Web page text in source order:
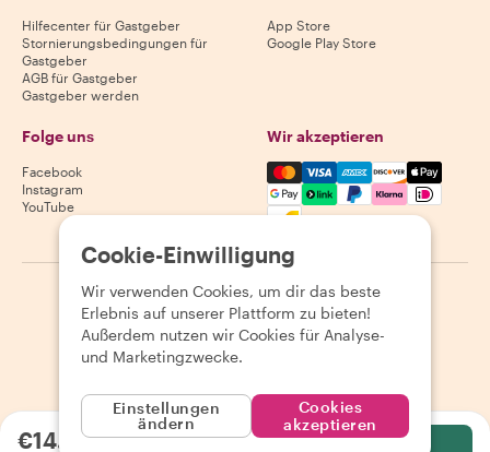
€14.71pro Person
Hilfecenter für Gastgeber
Stornierungsbedingungen für
Gastgeber
AGB für Gastgeber
Gastgeber werden
App Store
Google Play Store
Folge uns
Facebook
Instagram
YouTube
Wir akzeptieren
Mastercard, Visa, Amex,
2026 Withlocals.com | Datenschutzerklärung | Cookies
Seitenübersicht
Cookie-Einwilligung
Wir verwenden Cookies, um dir das beste
Erlebnis auf unserer Plattform zu bieten!
Außerdem nutzen wir Cookies für Analyse-
und Marketingzwecke.
Einstellungen
ändern
Cookies
akzeptieren